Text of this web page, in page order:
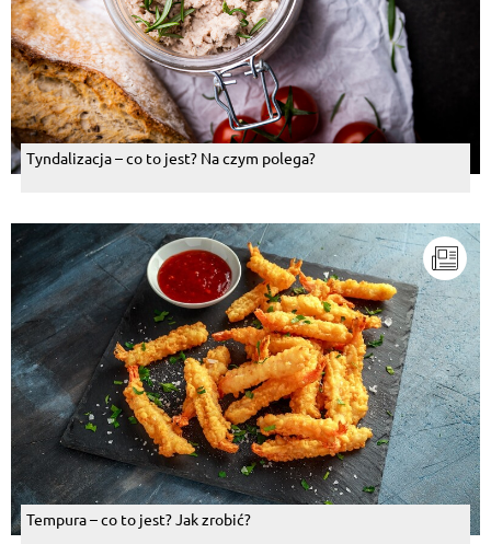
Tyndalizacja – co to jest? Na czym polega?
Tempura – co to jest? Jak zrobić?